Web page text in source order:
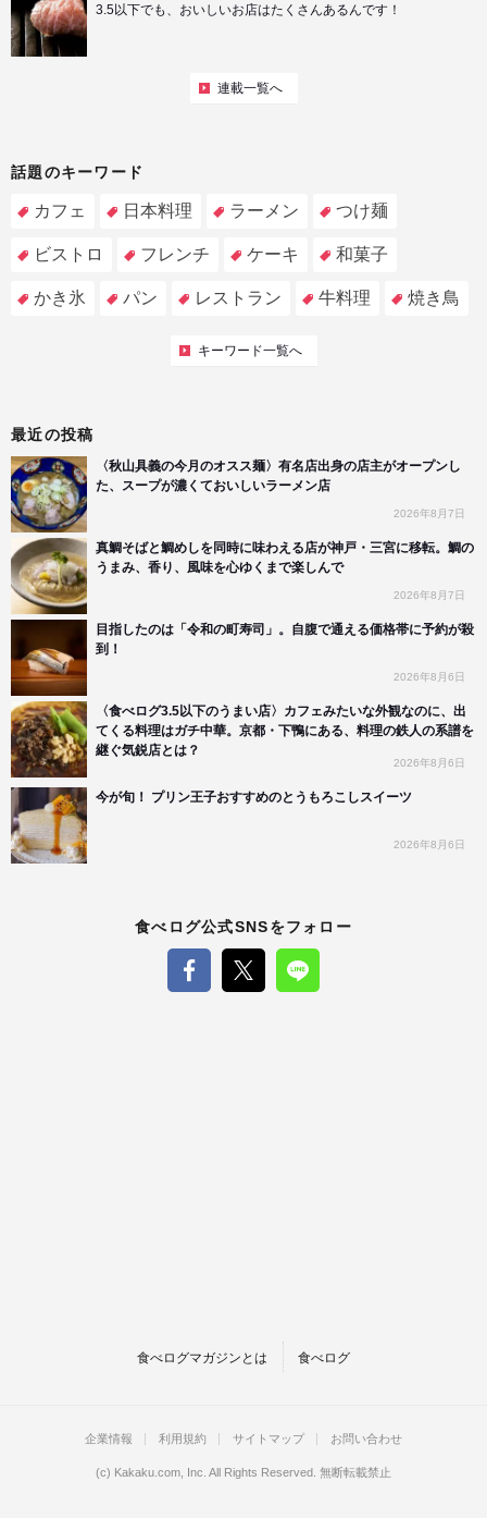
3.5以下でも、おいしいお店はたくさんあるんです！
連載一覧へ
話題のキーワード
カフェ 日本料理 ラーメン つけ麺
ビストロ フレンチ ケーキ 和菓子
かき氷 パン レストラン 牛料理 焼き鳥
キーワード一覧へ
最近の投稿
〈秋山具義の今月のオスス麺〉有名店出身の店主がオープンし
た、スープが濃くておいしいラーメン店
2026年8月7日
真鯛そばと鯛めしを同時に味わえる店が神戸・三宮に移転。鯛の
うまみ、香り、風味を心ゆくまで楽しんで
2026年8月7日
目指したのは「令和の町寿司」。自腹で通える価格帯に予約が殺
到！
2026年8月6日
〈食べログ3.5以下のうまい店〉カフェみたいな外観なのに、出
てくる料理はガチ中華。京都・下鴨にある、料理の鉄人の系譜を
継ぐ気鋭店とは？
2026年8月6日
今が旬！ プリン王子おすすめのとうもろこしスイーツ
2026年8月6日
食べログ公式SNSをフォロー
食べログマガジンとは 食べログ
企業情報 利用規約 サイトマップ お問い合わせ
(c) Kakaku.com, Inc. All Rights Reserved. 無断転載禁止